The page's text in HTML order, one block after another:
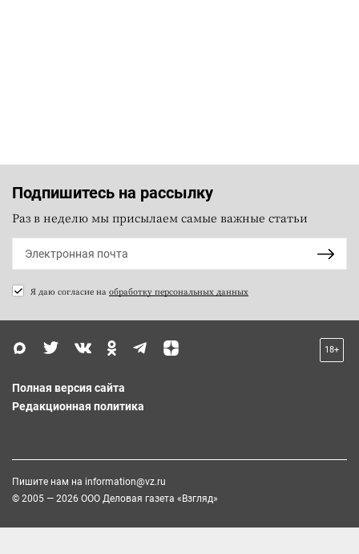
Подпишитесь на рассылку
Раз в неделю мы присылаем самые важные статьи
Я даю согласие на обработку персональных данных
18+
Полная версия сайта
Редакционная политика
Пишите нам на information@vz.ru
© 2005 — 2026 ООО Деловая газета «Взгляд»